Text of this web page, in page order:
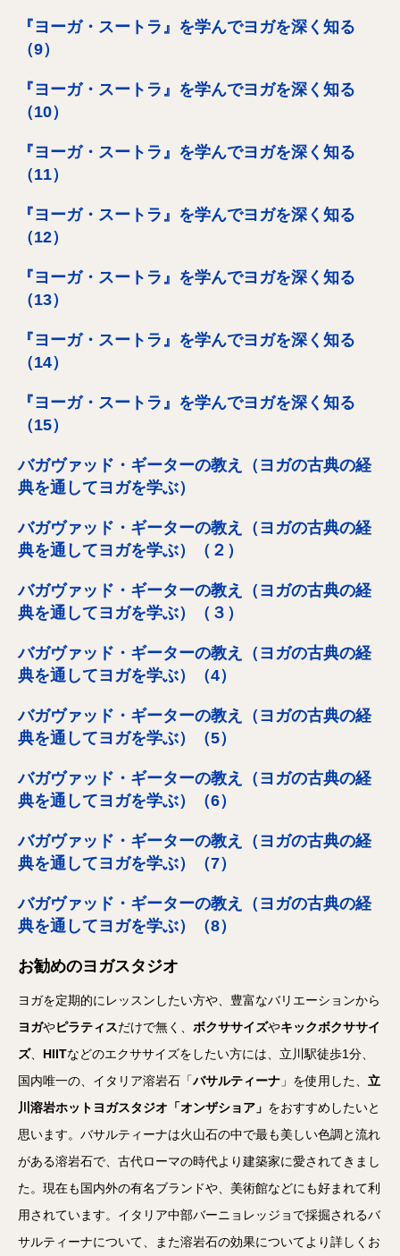
『ヨーガ・スートラ』を学んでヨガを深く知る
（9）
『ヨーガ・スートラ』を学んでヨガを深く知る
（10）
『ヨーガ・スートラ』を学んでヨガを深く知る
（11）
『ヨーガ・スートラ』を学んでヨガを深く知る
（12）
『ヨーガ・スートラ』を学んでヨガを深く知る
（13）
『ヨーガ・スートラ』を学んでヨガを深く知る
（14）
『ヨーガ・スートラ』を学んでヨガを深く知る
（15）
バガヴァッド・ギーターの教え（ヨガの古典の経
典を通してヨガを学ぶ）
バガヴァッド・ギーターの教え（ヨガの古典の経
典を通してヨガを学ぶ）（２）
バガヴァッド・ギーターの教え（ヨガの古典の経
典を通してヨガを学ぶ）（３）
バガヴァッド・ギーターの教え（ヨガの古典の経
典を通してヨガを学ぶ）（4）
バガヴァッド・ギーターの教え（ヨガの古典の経
典を通してヨガを学ぶ）（5）
バガヴァッド・ギーターの教え（ヨガの古典の経
典を通してヨガを学ぶ）（6）
バガヴァッド・ギーターの教え（ヨガの古典の経
典を通してヨガを学ぶ）（7）
バガヴァッド・ギーターの教え（ヨガの古典の経
典を通してヨガを学ぶ）（8）
お勧めのヨガスタジオ
ヨガを定期的にレッスンしたい方や、豊富なバリエーションから
ヨガやピラティスだけで無く、 ボクササイズやキックボクササイ
ズ、 HIITなどのエクササイズをしたい方には、立川駅徒歩1分、
国内唯一の、イタリア溶岩石「バサルティーナ 」を使用した、 立
川溶岩ホットヨガスタジオ「オンザショア」 をおすすめしたいと
思います。バサルティーナは火山石の中で最も美しい色調と流れ
がある溶岩石で、古代ローマの時代より建築家に愛されてきまし
た。現在も国内外の有名ブランドや、美術館などにも好まれて利
用されています。イタリア中部バーニョレッジョで採掘されるバ
サルティーナについて、また溶岩石の効果についてより詳しくお